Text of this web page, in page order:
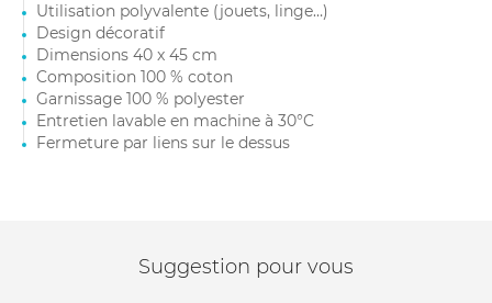
Utilisation polyvalente (jouets, linge…)
Design décoratif
Dimensions 40 x 45 cm
Composition 100 % coton
Garnissage 100 % polyester
Entretien lavable en machine à 30°C
Fermeture par liens sur le dessus
Suggestion pour vous